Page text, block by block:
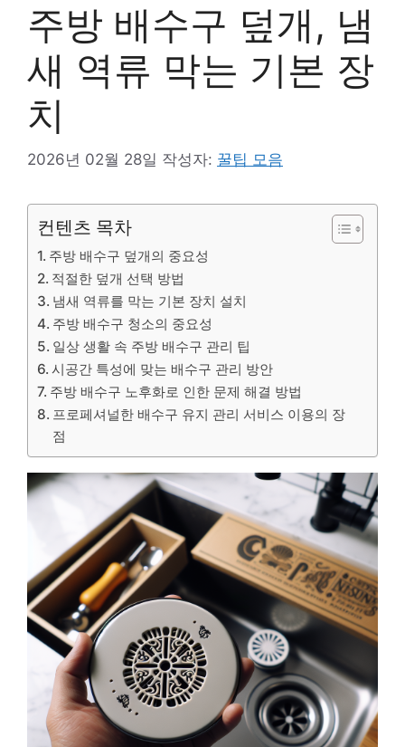
주방 배수구 덮개, 냄
새 역류 막는 기본 장
치
2026년 02월 28일 작성자: 꿀팁 모음
컨텐츠 목차
주방 배수구 덮개의 중요성
적절한 덮개 선택 방법
냄새 역류를 막는 기본 장치 설치
주방 배수구 청소의 중요성
일상 생활 속 주방 배수구 관리 팁
시공간 특성에 맞는 배수구 관리 방안
주방 배수구 노후화로 인한 문제 해결 방법
프로페셔널한 배수구 유지 관리 서비스 이용의 장
점